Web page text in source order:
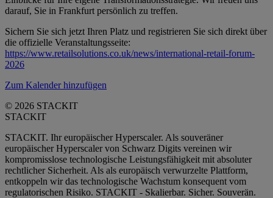
darauf, Sie in Frankfurt persönlich zu treffen.
Sichern Sie sich jetzt Ihren Platz und registrieren Sie sich direkt über
die offizielle Veranstaltungsseite:
https://www.retailsolutions.co.uk/news/international-retail-forum-
2026
Zum Kalender hinzufügen
© 2026 STACKIT
STACKIT
STACKIT. Ihr europäischer Hyperscaler. Als souveräner
europäischer Hyperscaler von Schwarz Digits vereinen wir
kompromisslose technologische Leistungsfähigkeit mit absoluter
rechtlicher Sicherheit. Als als europäisch verwurzelte Plattform,
entkoppeln wir das technologische Wachstum konsequent vom
regulatorischen Risiko. STACKIT - Skalierbar. Sicher. Souverän.